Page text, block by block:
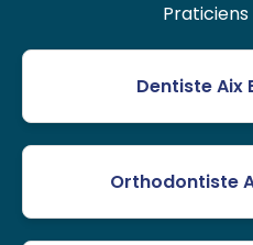
Dentiste Aix
Orthodontiste